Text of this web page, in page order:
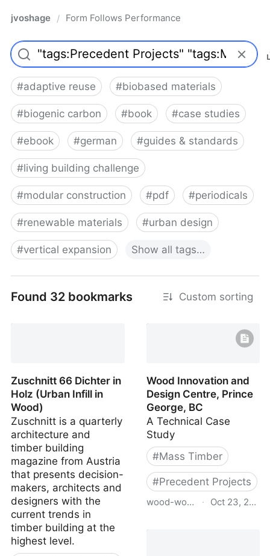
jvoshage / Form Follows Performance
#adaptive reuse #biobased materials
#biogenic carbon #book #case studies
#ebook #german #guides & standards
#living building challenge
#modular construction #pdf #periodicals
#renewable materials #urban design
#vertical expansion Show all tags…
Found 32 bookmarks Custom sorting
Zuschnitt 66 Dichter in
Holz (Urban Infill in
Wood)
Zuschnitt is a quarterly
architecture and
timber building
magazine from Austria
that presents decision-
makers, architects and
designers with the
current trends in
timber building at the
highest level.
Wood Innovation and
Design Centre, Prince
George, BC
A Technical Case
Study
#Mass Timber
#Precedent Projects
wood-works.ca
· Oct 23, 2023